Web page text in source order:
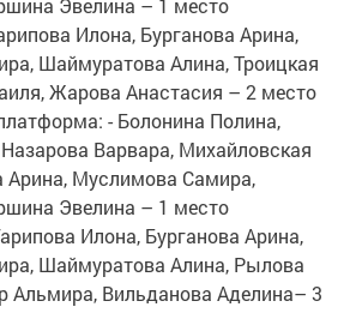
Эвелина – 1 место
Илона, Бурганова Арина,
Шаймуратова Алина, Троицкая
Жарова Анастасия – 2 место
- Болонина Полина,
Варвара, Михайловская
Арина, Муслимова Самира,
Эвелина – 1 место
Илона, Бурганова Арина,
Шаймуратова Алина, Рылова
Альмира, Вильданова Аделина– 3